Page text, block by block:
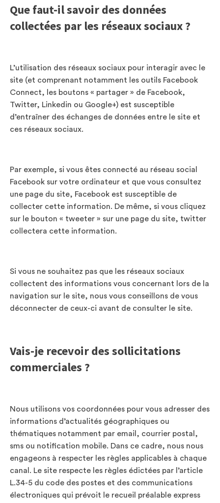
Que faut-il savoir des données
collectées par les réseaux sociaux ?
L’utilisation des réseaux sociaux pour interagir avec le
site (et comprenant notamment les outils Facebook
Connect, les boutons « partager » de Facebook,
Twitter, Linkedin ou Google+) est susceptible
d’entraîner des échanges de données entre le site et
ces réseaux sociaux.
Par exemple, si vous êtes connecté au réseau social
Facebook sur votre ordinateur et que vous consultez
une page du site, Facebook est susceptible de
collecter cette information. De même, si vous cliquez
sur le bouton « tweeter » sur une page du site, twitter
collectera cette information.
Si vous ne souhaitez pas que les réseaux sociaux
collectent des informations vous concernant lors de la
navigation sur le site, nous vous conseillons de vous
déconnecter de ceux-ci avant de consulter le site.
Vais-je recevoir des sollicitations
commerciales ?
Nous utilisons vos coordonnées pour vous adresser des
informations d’actualités géographiques ou
thématiques notamment par email, courrier postal,
sms ou notification mobile. Dans ce cadre, nous nous
engageons à respecter les règles applicables à chaque
canal. Le site respecte les règles édictées par l’article
L.34-5 du code des postes et des communications
électroniques qui prévoit le recueil préalable express